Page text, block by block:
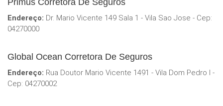
Primus Corretora De Seguros
Endereço: Dr. Mario Vicente 149 Sala 1 - Vila Sao Jose - Cep:
04270000
Global Ocean Corretora De Seguros
Endereço: Rua Doutor Mario Vicente 1491 - Vila Dom Pedro I -
Cep: 04270002